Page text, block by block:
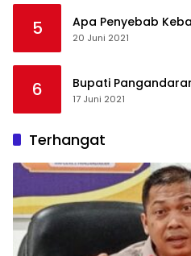
5 Apa Penyebab
20 Juni 2021
6 Bupati
17 Juni 2021
Terhangat